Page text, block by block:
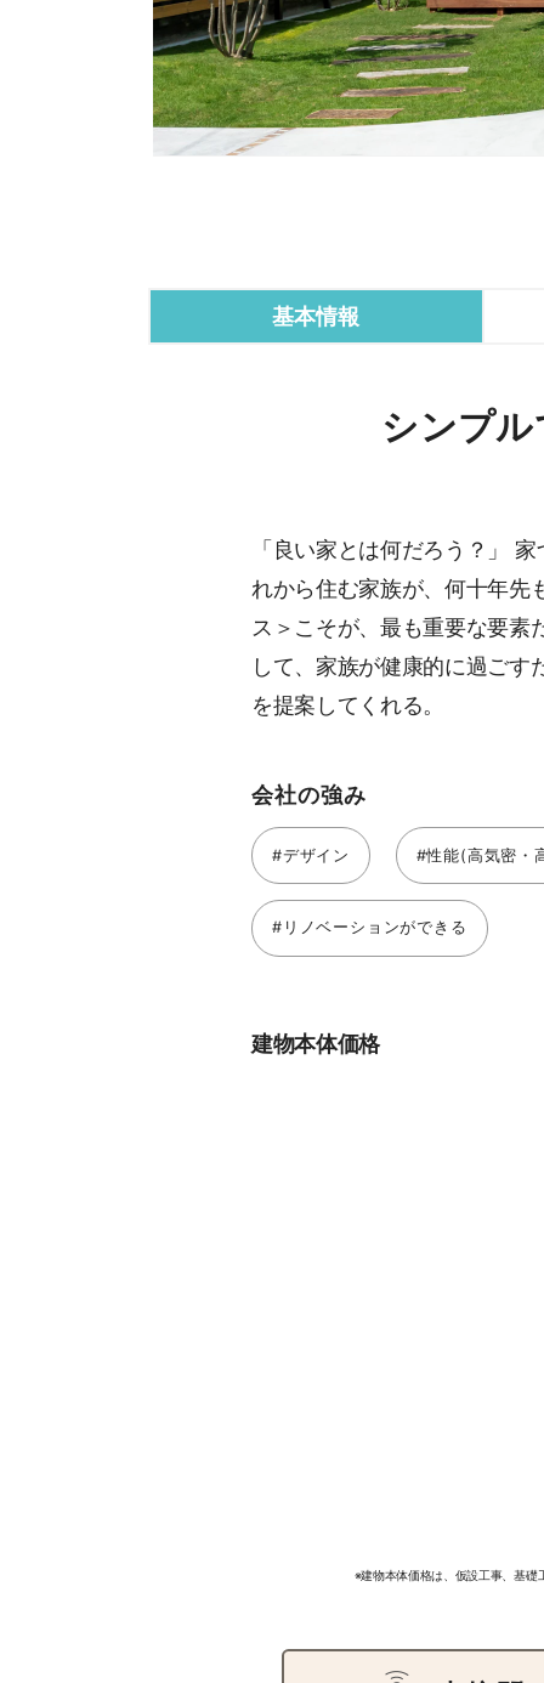
基本情報
シンプ
「良い家とは何だろう？」
れから住む家族が、何十年先
ス＞こそが、最も重要な要素
して、家族が健康的に過ご
を提案してくれる。
会社の強み
#デザイン #性能(高気密・
#リノベーションができる
建物本体価格
※建物本体価格は、仮設工事、基礎